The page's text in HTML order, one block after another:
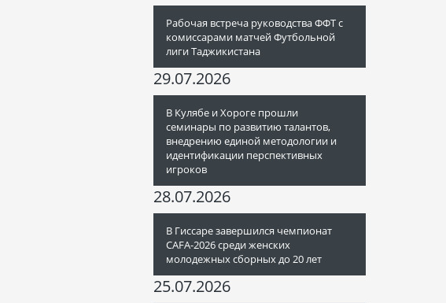
Рабочая встреча руководства ФФТ с
комиссарами матчей Футбольной
лиги Таджикистана
29.07.2026
В Кулябе и Хороге прошли
семинары по развитию талантов,
внедрению единой методологии и
идентификации перспективных
игроков
28.07.2026
В Гиссаре завершился чемпионат
CAFA-2026 среди женских
молодежных сборных до 20 лет
25.07.2026